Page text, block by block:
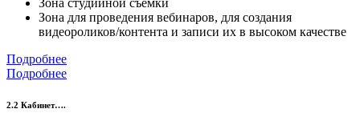
Зона для проведения вебинаров, для создания
видеороликов/контента и записи их в высоком качестве
Подробнее
Подробнее
2.2 Кабинет….